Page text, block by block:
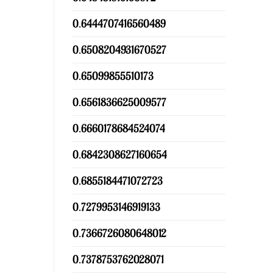
0.6444707416560489
0.6508204931670527
0.65099855510173
0.6561836625009577
0.6660178684524074
0.6842308627160654
0.6855184471072723
0.7279953146919133
0.7366726080648012
0.7378753762028071